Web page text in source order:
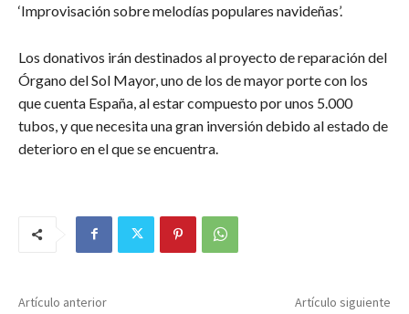
‘Improvisación sobre melodías populares navideñas’.
Los donativos irán destinados al proyecto de reparación del
Órgano del Sol Mayor, uno de los de mayor porte con los
que cuenta España, al estar compuesto por unos 5.000
tubos, y que necesita una gran inversión debido al estado de
deterioro en el que se encuentra.
Artículo anterior Artículo siguiente